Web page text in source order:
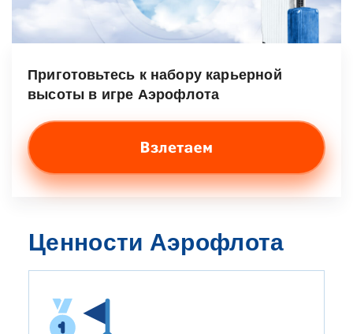
Приготовьтесь к набору карьерной
высоты в игре Аэрофлота
Ценности Аэрофлота